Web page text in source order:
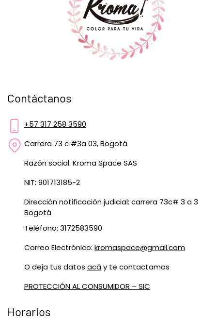
Contáctanos
+57 317 258 3590
Carrera 73 c #3a 03, Bogotá
Razón social: Kroma Space SAS
NIT: 901713185-2
Dirección notificación judicial: carrera 73c# 3 a 3
Bogotá
Teléfono: 3172583590
Correo Electrónico: kromaspace@gmail.com
O deja tus datos acáy te contactamos
PROTECCIÓN AL CONSUMIDOR – SIC
Horarios